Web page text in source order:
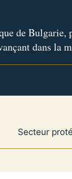
de Bulgarie,
dans la
Secteur